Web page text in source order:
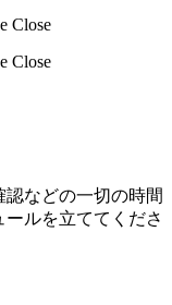
Close
Close
などの一切の時間
ルを立ててくださ